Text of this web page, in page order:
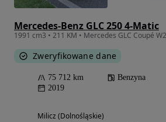
Mercedes-Benz GLC 250 4-Matic
Zweryfikowane dane
75 712 km Benzyna
2019
Milicz (Dolnośląskie)